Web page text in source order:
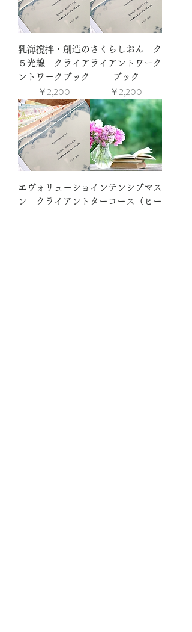
乳海撹拌・創造の
５光線 クライア
ントワークブック
価格
￥2,200
さくらしおん ク
ライアントワーク
ブック
価格
￥2,200
エヴォリューショ
ン クライアント
インテンシブマス
ターコース（ヒー